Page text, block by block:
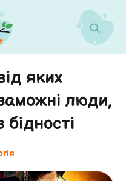
яких
люди,